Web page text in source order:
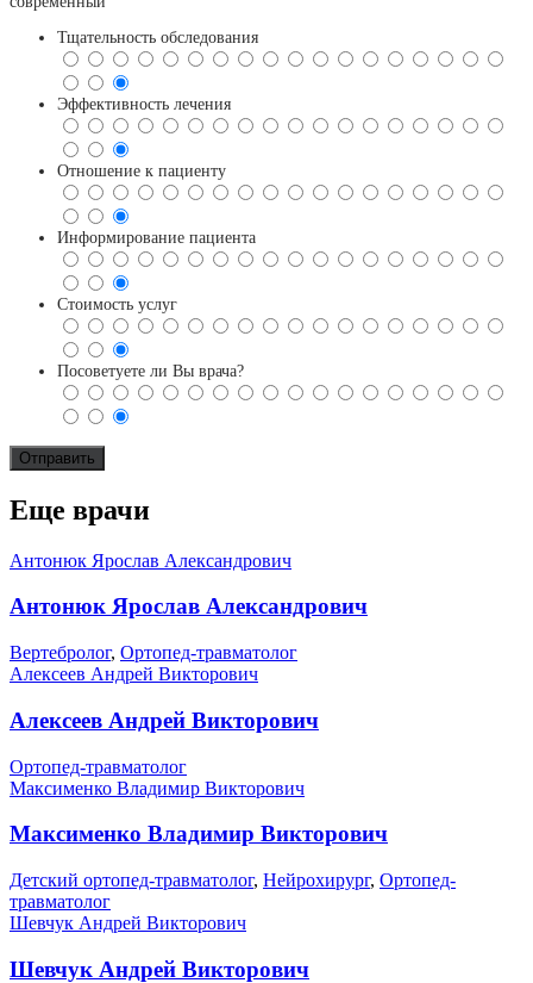
Тщательность обследования
Эффективность лечения
Отношение к пациенту
Информирование пациента
Стоимость услуг
Посоветуете ли Вы врача?
Еще врачи
Антонюк Ярослав Александрович
Антонюк Ярослав Александрович
Вертебролог, Ортопед-травматолог
Алексеев Андрей Викторович
Алексеев Андрей Викторович
Ортопед-травматолог
Максименко Владимир Викторович
Максименко Владимир Викторович
Детский ортопед-травматолог, Нейрохирург, Ортопед-
травматолог
Шевчук Андрей Викторович
Шевчук Андрей Викторович